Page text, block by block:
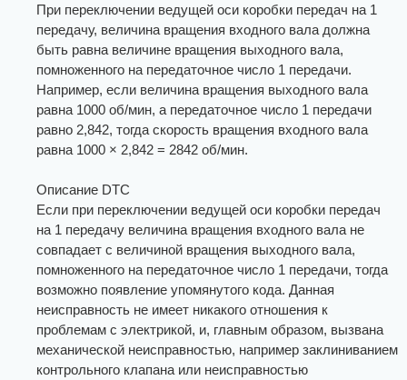
При переключении ведущей оси коробки передач на 1
передачу, величина вращения входного вала должна
быть равна величине вращения выходного вала,
помноженного на передаточное число 1 передачи.
Например, если величина вращения выходного вала
равна 1000 об/мин, а передаточное число 1 передачи
равно 2,842, тогда скорость вращения входного вала
равна 1000 × 2,842 = 2842 об/мин.
Описание DTC
Если при переключении ведущей оси коробки передач
на 1 передачу величина вращения входного вала не
совпадает с величиной вращения выходного вала,
помноженного на передаточное число 1 передачи, тогда
возможно появление упомянутого кода. Данная
неисправность не имеет никакого отношения к
проблемам с электрикой, и, главным образом, вызвана
механической неисправностью, например заклиниванием
контрольного клапана или неисправностью